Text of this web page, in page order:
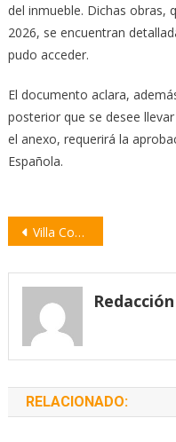
del inmueble. Dichas obras,
2026, se encuentran
pudo acceder.
El documento aclara,
posterior que se desee
el anexo, requerirá la
Española.
Navegación
entradas
Villa Constitución celebrará el 25 de Mayo con una gran peña folclórica en las Dos Rutas
Redacción
RELACIONADO: